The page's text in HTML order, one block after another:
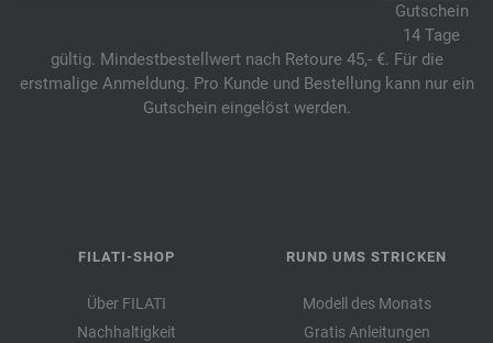
Gutschein
14 Tage
gültig. Mindestbestellwert nach Retoure 45,- €. Für die
erstmalige Anmeldung. Pro Kunde und Bestellung kann nur ein
Gutschein eingelöst werden.
FILATI-SHOP
Über FILATI
Nachhaltigkeit
RUND UMS STRICKEN
Modell des Monats
Gratis Anleitungen